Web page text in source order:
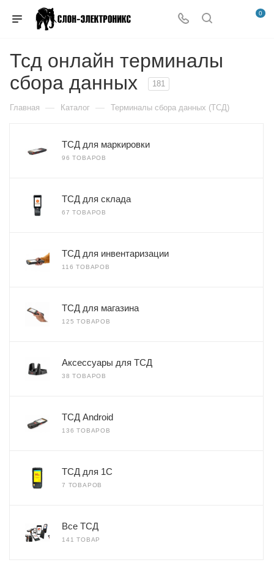
0
Тсд онлайн терминалы
сбора данных
181
Главная — Каталог — Терминалы сбора данных (ТСД)
ТСД для маркировки
96 ТОВАРОВ
ТСД для склада
67 ТОВАРОВ
ТСД для инвентаризации
116 ТОВАРОВ
ТСД для магазина
125 ТОВАРОВ
Аксессуары для ТСД
38 ТОВАРОВ
ТСД Android
136 ТОВАРОВ
ТСД для 1С
7 ТОВАРОВ
Все ТСД
141 ТОВАР